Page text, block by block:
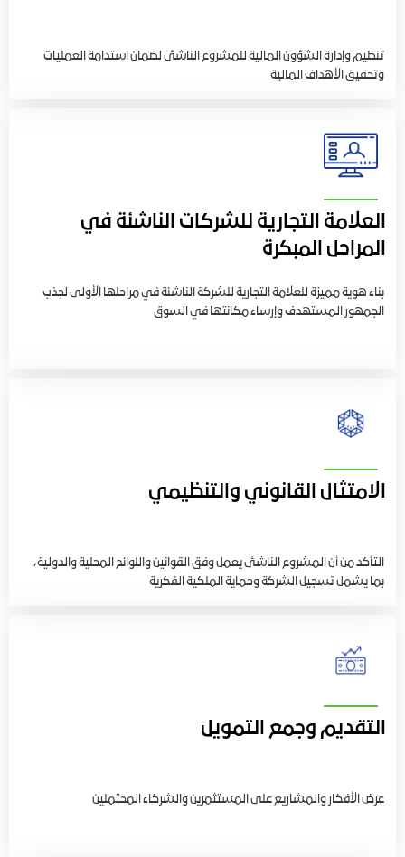
تنظيم وإدارة الشؤون المالية للمشروع الناشئ لضمان استدامة العمليات
وتحقيق الأهداف المالية
العلامة التجارية للشركات الناشئة في
المراحل المبكرة
بناء هوية مميزة للعلامة التجارية للشركة الناشئة في مراحلها الأولى لجذب
الجمهور المستهدف وإرساء مكانتها في السوق
الامتثال القانوني والتنظيمي
التأكد من أن المشروع الناشئ يعمل وفق القوانين واللوائح المحلية والدولية،
بما يشمل تسجيل الشركة وحماية الملكية الفكرية
التقديم وجمع التمويل
عرض الأفكار والمشاريع على المستثمرين والشركاء المحتملين